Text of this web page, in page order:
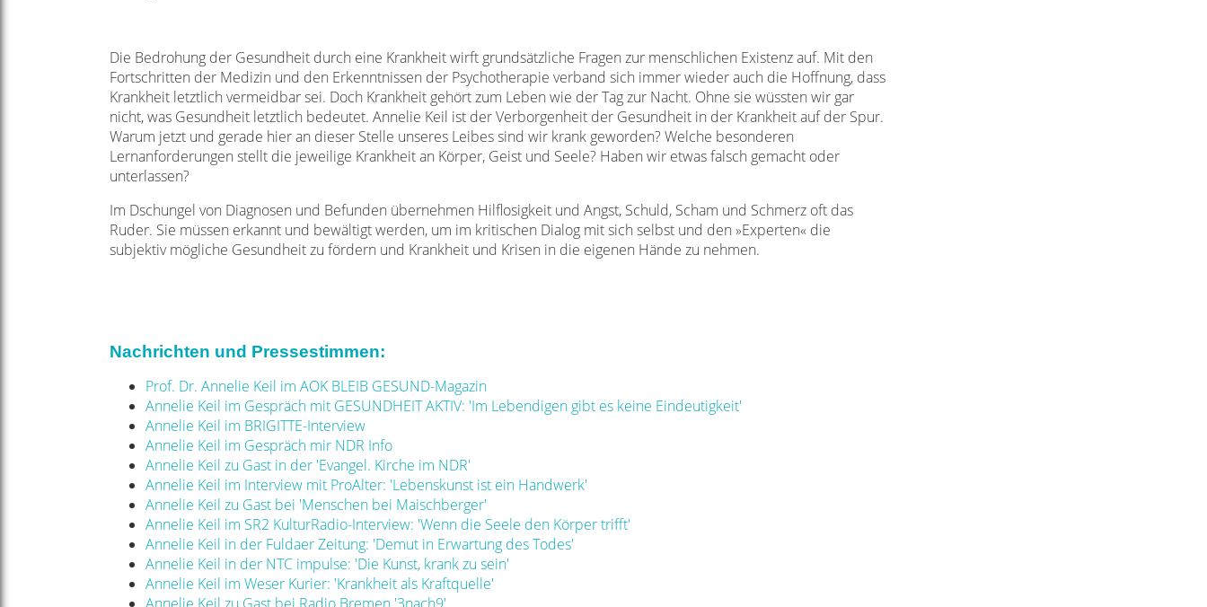
Die Bedrohung der Gesundheit durch eine Krankheit wirft grundsätzliche Fragen zur menschlichen Existenz auf. Mit den
Fortschritten der Medizin und den Erkenntnissen der Psychotherapie verband sich immer wieder auch die Hoffnung, dass
Krankheit letztlich vermeidbar sei. Doch Krankheit gehört zum Leben wie der Tag zur Nacht. Ohne sie wüssten wir gar
nicht, was Gesundheit letztlich bedeutet. Annelie Keil ist der Verborgenheit der Gesundheit in der Krankheit auf der Spur.
Warum jetzt und gerade hier an dieser Stelle unseres Leibes sind wir krank geworden? Welche besonderen
Lernanforderungen stellt die jeweilige Krankheit an Körper, Geist und Seele? Haben wir etwas falsch gemacht oder
unterlassen?
Im Dschungel von Diagnosen und Befunden übernehmen Hilflosigkeit und Angst, Schuld, Scham und Schmerz oft das
Ruder. Sie müssen erkannt und bewältigt werden, um im kritischen Dialog mit sich selbst und den »Experten« die
subjektiv mögliche Gesundheit zu fördern und Krankheit und Krisen in die eigenen Hände zu nehmen.
Nachrichten und Pressestimmen:
Prof. Dr. Annelie Keil im AOK BLEIB GESUND-Magazin
Annelie Keil im Gespräch mit GESUNDHEIT AKTIV: 'Im Lebendigen gibt es keine Eindeutigkeit'
Annelie Keil im BRIGITTE-Interview
Annelie Keil im Gespräch mir NDR Info
Annelie Keil zu Gast in der 'Evangel. Kirche im NDR'
Annelie Keil im Interview mit ProAlter: 'Lebenskunst ist ein Handwerk'
Annelie Keil zu Gast bei 'Menschen bei Maischberger'
Annelie Keil im SR2 KulturRadio-Interview: 'Wenn die Seele den Körper trifft'
Annelie Keil in der Fuldaer Zeitung: 'Demut in Erwartung des Todes'
Annelie Keil in der NTC impulse: 'Die Kunst, krank zu sein'
Annelie Keil im Weser Kurier: 'Krankheit als Kraftquelle'